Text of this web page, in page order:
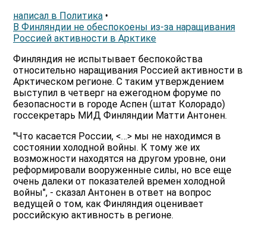
написал в Политика •
В Финляндии не обеспокоены из-за наращивания
Россией активности в Арктике
Финляндия не испытывает беспокойства
относительно наращивания Россией активности в
Арктическом регионе. С таким утверждением
выступил в четверг на ежегодном форуме по
безопасности в городе Аспен (штат Колорадо)
госсекретарь МИД Финляндии Матти Антонен.
"Что касается России, <…> мы не находимся в
состоянии холодной войны. К тому же их
возможности находятся на другом уровне, они
реформировали вооруженные силы, но все еще
очень далеки от показателей времен холодной
войны", - сказал Антонен в ответ на вопрос
ведущей о том, как Финляндия оценивает
российскую активность в регионе.